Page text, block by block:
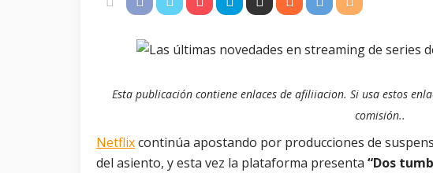
Esta publicación contiene enlaces de afiliiacion. Si usa estos
comisión..
Netflixcontinúa apostando por producciones de
del asiento, y esta vez la plataforma presenta “Dos